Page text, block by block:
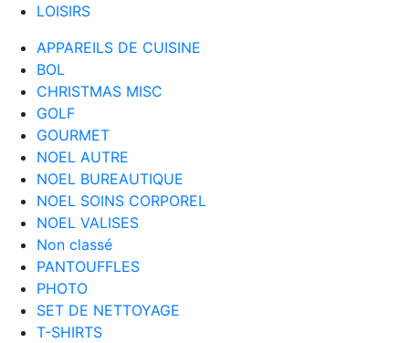
LOISIRS
APPAREILS DE CUISINE
BOL
CHRISTMAS MISC
GOLF
GOURMET
NOEL AUTRE
NOEL BUREAUTIQUE
NOEL SOINS CORPOREL
NOEL VALISES
Non classé
PANTOUFFLES
PHOTO
SET DE NETTOYAGE
T-SHIRTS